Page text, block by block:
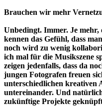
Brauchen wir mehr
Unbedingt. Immer. Je
kennen das Gefühl, dass
noch wird zu wenig
ich mal für die Musikszene
zeigen jedenfalls, dass da
jungen Fotografen freuen
unterschiedlichen kreativen
untereinander. Und
zukünftige Projekte